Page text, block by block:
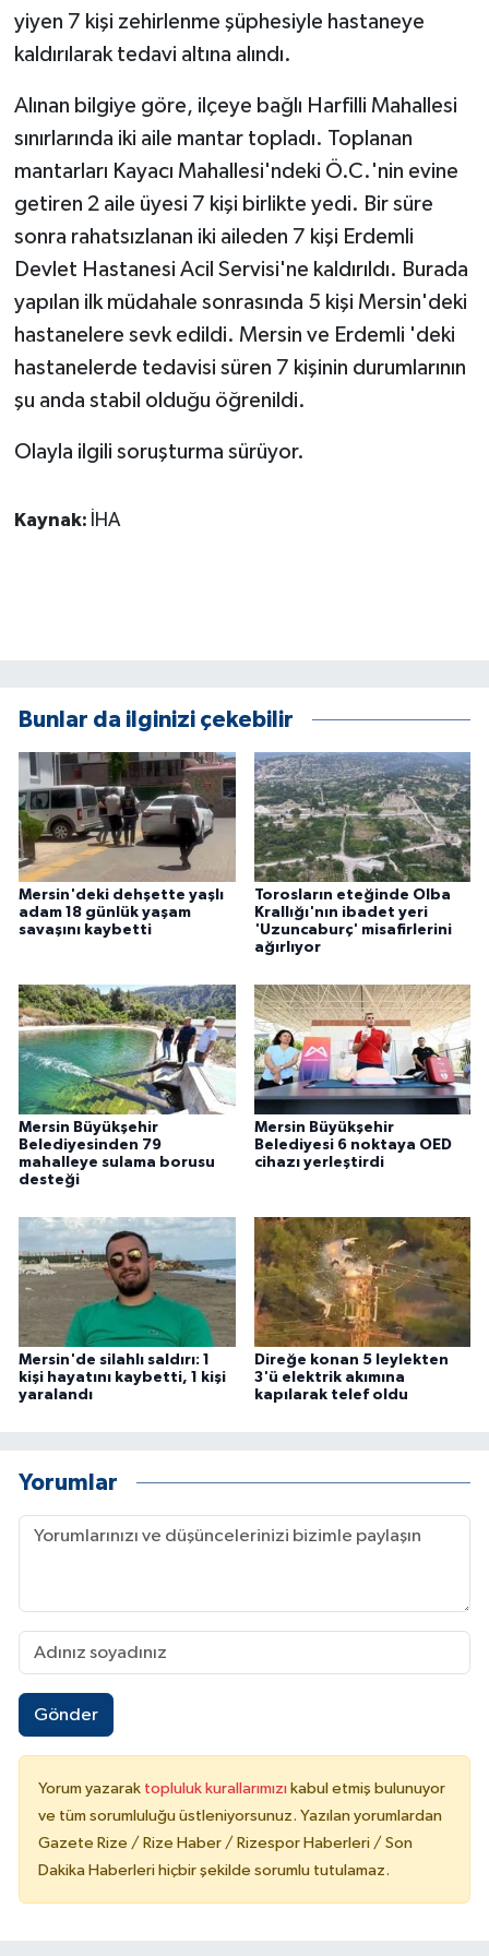
yiyen 7 kişi zehirlenme şüphesiyle hastaneye
kaldırılarak tedavi altına alındı.
Alınan bilgiye göre, ilçeye bağlı Harfilli Mahallesi
sınırlarında iki aile mantar topladı. Toplanan
mantarları Kayacı Mahallesi'ndeki Ö.C.'nin evine
getiren 2 aile üyesi 7 kişi birlikte yedi. Bir süre
sonra rahatsızlanan iki aileden 7 kişi Erdemli
Devlet Hastanesi Acil Servisi'ne kaldırıldı. Burada
yapılan ilk müdahale sonrasında 5 kişi Mersin'deki
hastanelere sevk edildi. Mersin ve Erdemli 'deki
hastanelerde tedavisi süren 7 kişinin durumlarının
şu anda stabil olduğu öğrenildi.
Olayla ilgili soruşturma sürüyor.
Kaynak: İHA
Bunlar da ilginizi çekebilir
Mersin'deki dehşette yaşlı
adam 18 günlük yaşam
savaşını kaybetti
Torosların eteğinde Olba
Krallığı'nın ibadet yeri
'Uzuncaburç' misafirlerini
ağırlıyor
Mersin Büyükşehir
Belediyesinden 79
mahalleye sulama borusu
desteği
Mersin Büyükşehir
Belediyesi 6 noktaya OED
cihazı yerleştirdi
Mersin'de silahlı saldırı: 1
kişi hayatını kaybetti, 1 kişi
yaralandı
Direğe konan 5 leylekten
3'ü elektrik akımına
kapılarak telef oldu
Yorumlar
Gönder
Yorum yazarak topluluk kurallarımızı kabul etmiş bulunuyor
ve tüm sorumluluğu üstleniyorsunuz. Yazılan yorumlardan
Gazete Rize / Rize Haber / Rizespor Haberleri / Son
Dakika Haberleri hiçbir şekilde sorumlu tutulamaz.
GENEL
GÜNDEM
Güvenlik
HABERDE İNSAN
İNSAN
İş Dünyası
Kadın
Sağlık
SİYASET
SPOR HABERLERİ
TEKNOLOJİ
Turizm
ÜLKE GÜNDEMİ
YAŞAM
YEREL
Yerel Haberler